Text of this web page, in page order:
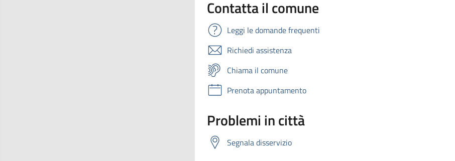
Contatta il comune
Leggi le domande frequenti
Richiedi assistenza
Chiama il comune
Prenota appuntamento
Problemi in città
Segnala disservizio